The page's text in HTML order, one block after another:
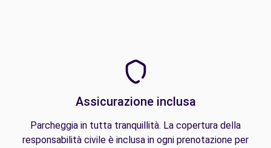
Assicurazione inclusa
Parcheggia in tutta tranquillità. La copertura della
responsabilità civile è inclusa in ogni prenotazione per